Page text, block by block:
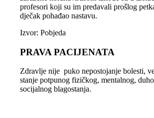
profesori koji su im predavali prošlog
dječak pohađao nastavu.
Izvor: Pobjeda
PRAVA PACIJENATA
Zdravlje nije puko nepostojanje bolesti,
stanje potpunog fizičkog, mentalnog,
socijalnog blagostanja.